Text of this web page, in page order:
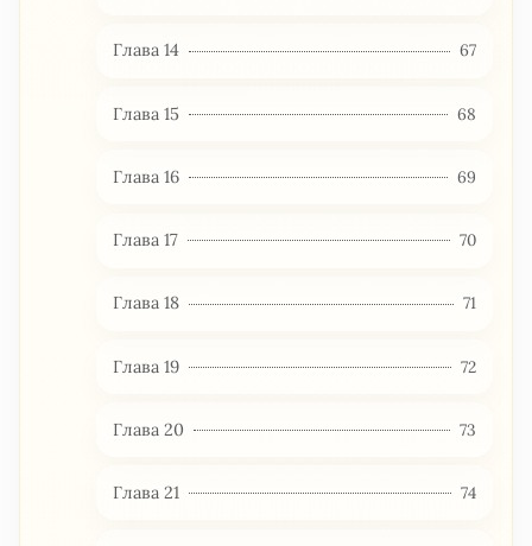
Глава 14 67
Глава 15 68
Глава 16 69
Глава 17 70
Глава 18 71
Глава 19 72
Глава 20 73
Глава 21 74